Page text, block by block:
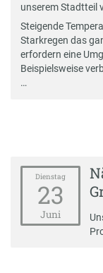
unserem Stadtteil
Steigende
Starkregen das
erfordern eine
Beispielsweise
…
Dienstag
23
Juni